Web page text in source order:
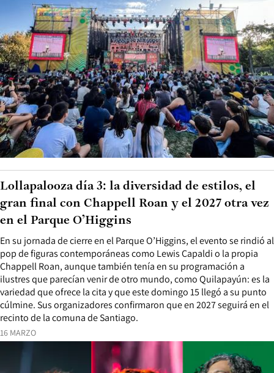
16 MARZO
En su jornada de cierre en el Parque O’Higgins, el evento se rindió al
pop de figuras contemporáneas como Lewis Capaldi o la propia
Chappell Roan, aunque también tenía en su programación a
ilustres que parecían venir de otro mundo, como Quilapayún: es la
variedad que ofrece la cita y que este domingo 15 llegó a su punto
cúlmine. Sus organizadores confirmaron que en 2027 seguirá en el
recinto de la comuna de Santiago.
Lollapalooza día 3: la diversidad de estilos, el
gran final con Chappell Roan y el 2027 otra vez
en el Parque O’Higgins